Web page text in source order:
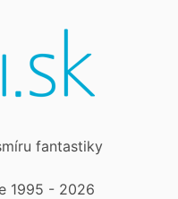
fantastiky
1995 - 2026